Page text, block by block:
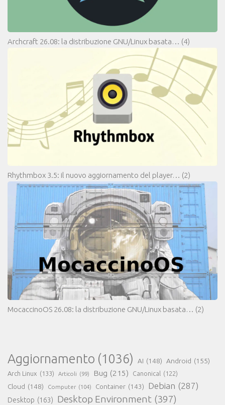
Archcraft 26.08: la distribuzione GNU/Linux basata… (4)
Rhythmbox 3.5: il nuovo aggiornamento del player… (2)
MocaccinoOS 26.08: la distribuzione GNU/Linux basata… (2)
Aggiornamento (1036) AI (148) Android (155)
Arch Linux (133) Articoli (99) Bug (215) Canonical (122)
Cloud (148) Computer (104) Container (143) Debian (287)
Desktop (163) Desktop Environment (397)